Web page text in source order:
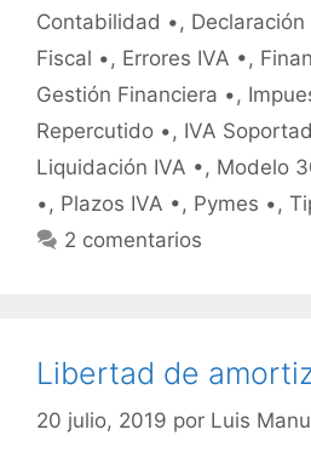
Contabilidad •, Declaración
Fiscal •, Errores IVA •,
Gestión Financiera •,
Repercutido •, IVA
Liquidación IVA •, Modelo
•, Plazos IVA •, Pymes •,
2 comentarios
Libertad de
20 julio, 2019 por Luis